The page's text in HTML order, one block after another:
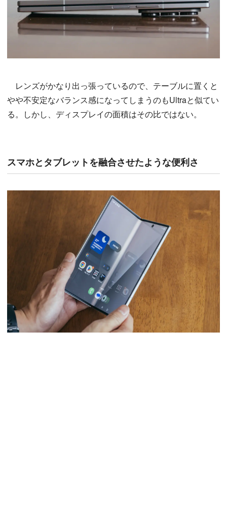
レンズがかなり出っ張っているので、テーブルに置くと
やや不安定なバランス感になってしまうのもUltraと似てい
る。しかし、ディスプレイの面積はその比ではない。
スマホとタブレットを融合させたような便利さ